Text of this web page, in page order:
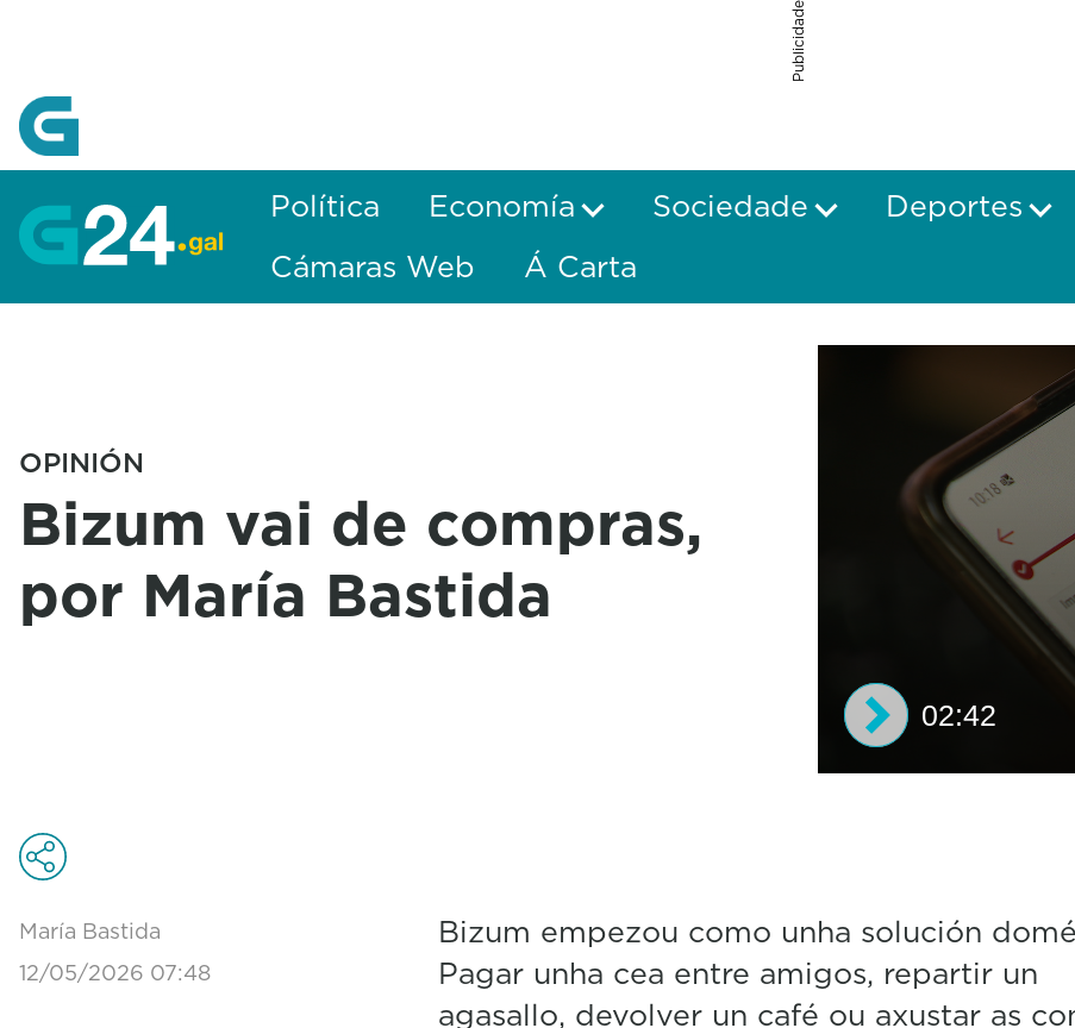
Publicidade
Política Economía Sociedade Deportes
Cámaras Web
Á Carta
OPINIÓN
Bizum vai de compras,
por María Bastida
d
s
o
f
02:42
María Bastida
12/05/2026 07:48
Bizum empezou como unha solución
Pagar unha cea entre amigos, repartir un
agasallo, devolver un café ou axustar as